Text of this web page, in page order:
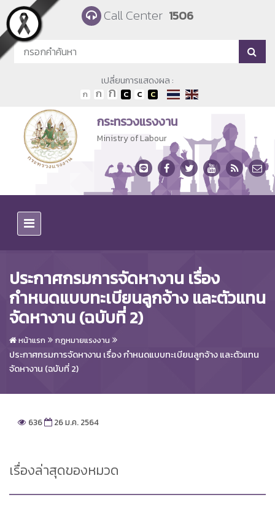
Skip to main content Call Center 1506
เปลี่ยนการแสดงผล :
กระทรวงแรงงาน
Ministry of Labour
ประกาศกรมการจัดหางาน เรื่อง
กำหนดแบบทะเบียนลูกจ้าง และตัวแทน
จัดหางาน (ฉบับที่ 2)
หน้าแรก กฎหมายแรงงาน
ประกาศกรมการจัดหางาน เรื่อง กำหนดแบบทะเบียนลูกจ้าง และตัวแทน
จัดหางาน (ฉบับที่ 2)
636 26 ม.ค. 2564
เรื่องล่าสุดของหมวด